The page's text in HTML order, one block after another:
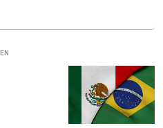
EN